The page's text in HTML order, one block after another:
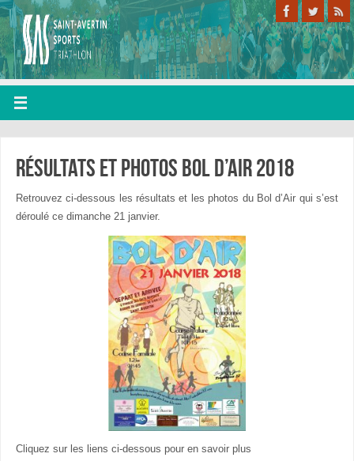
Résultats et photos bol d’air 2018
Retrouvez ci-dessous les résultats et les photos du Bol d’Air qui s’est
déroulé ce dimanche 21 janvier.
Cliquez sur les liens ci-dessous pour en savoir plus